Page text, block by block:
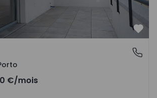
€/mois